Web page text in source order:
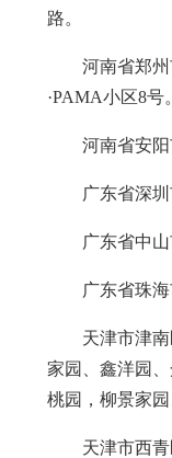
路。
河南省郑
·PAMA小区8号。
河南省安
广东省深
广东省中
广东省珠
天津市津
家园、鑫洋园
桃园，柳景家
天津市西